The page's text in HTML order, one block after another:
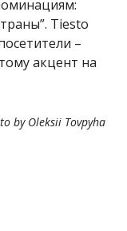
Tiesto
–
акцент на
by Oleksii Tovpyha